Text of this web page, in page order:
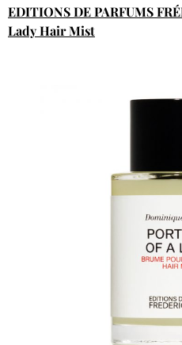
EDITIONS DE PARFUMS
Lady Hair Mist